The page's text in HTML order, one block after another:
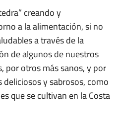
creando y
a la alimentación, si no
a través de la
de algunos de nuestros
por otros más sanos, y por
y sabrosos, como
que se cultivan en la Costa